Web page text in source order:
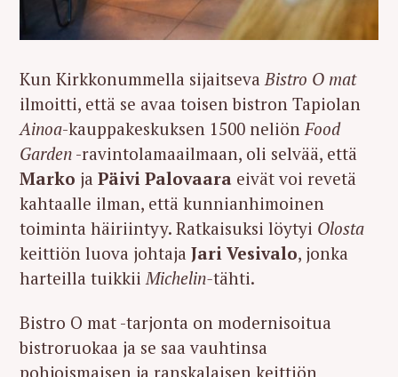
Kun Kirkkonummella sijaitseva Bistro O mat
ilmoitti, että se avaa toisen bistron Tapiolan
Ainoa-kauppakeskuksen 1500 neliön Food
Garden -ravintolamaailmaan, oli selvää, että
Marko ja Päivi Palovaara eivät voi revetä
kahtaalle ilman, että kunnianhimoinen
toiminta häiriintyy. Ratkaisuksi löytyi Olosta
keittiön luova johtaja Jari Vesivalo, jonka
harteilla tuikkii Michelin-tähti.
Bistro O mat -tarjonta on modernisoitua
bistroruokaa ja se saa vauhtinsa
pohjoismaisen ja ranskalaisen keittiön